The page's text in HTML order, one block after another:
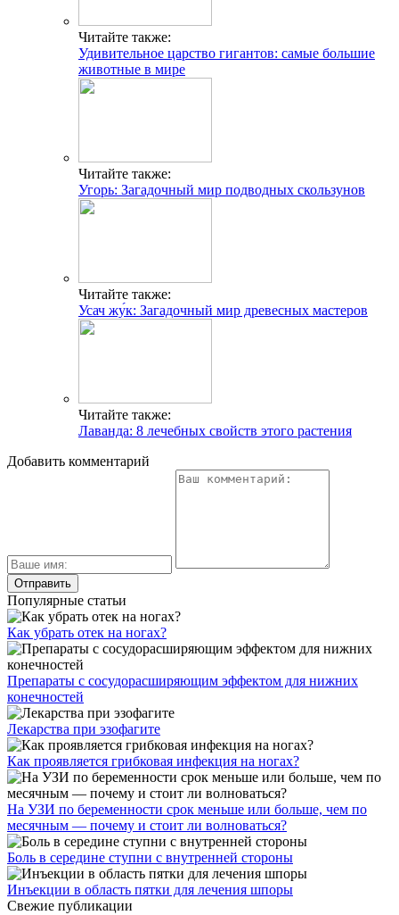
Читайте также:
Удивительное царство гигантов: самые большие
животные в мире
Читайте также:
Угорь: Загадочный мир подводных скользунов
Читайте также:
Усач жу́к: Загадочный мир древесных мастеров
Читайте также:
Лаванда: 8 лечебных свойств этого растения
Добавить комментарий
Популярные статьи
Как убрать отек на ногах?
Препараты с сосудорасширяющим эффектом для нижних
конечностей
Лекарства при эзофагите
Как проявляется грибковая инфекция на ногах?
На УЗИ по беременности срок меньше или больше, чем по
месячным — почему и стоит ли волноваться?
Боль в середине ступни с внутренней стороны
Инъекции в область пятки для лечения шпоры
Свежие публикации